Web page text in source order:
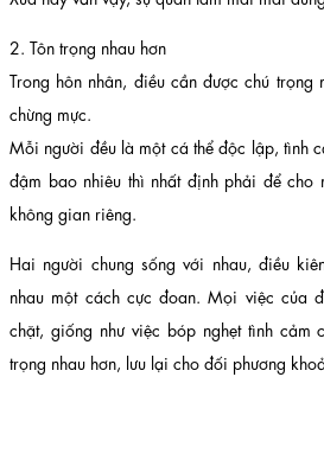
2. Tôn trọng nhau hơn
Trong hôn nhân, điều cần được chú trọng
chừng mực.
Mỗi người đều là một cá thể độc lập, tình
đậm bao nhiêu thì nhất định phải để
không gian riêng.
Hai người chung sống với nhau, điều
nhau một cách cực đoan. Mọi việc của
chặt, giống như việc bóp nghẹt tình cảm
trọng nhau hơn, lưu lại cho đối phương